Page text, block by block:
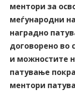
ментори за
меѓународни
наградно
договорено во
и можностите
патување
ментори